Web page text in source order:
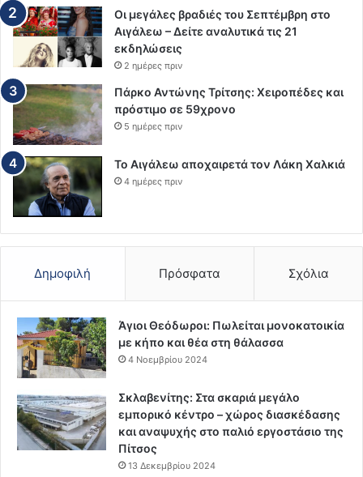
Οι μεγάλες βραδιές του Σεπτέμβρη στο
Αιγάλεω – Δείτε αναλυτικά τις 21
εκδηλώσεις
2 ημέρες πριν
Πάρκο Αντώνης Τρίτσης: Χειροπέδες και
πρόστιμο σε 59χρονο
5 ημέρες πριν
Το Αιγάλεω αποχαιρετά τον Λάκη Χαλκιά
4 ημέρες πριν
Δημοφιλή Πρόσφατα Σχόλια
Άγιοι Θεόδωροι: Πωλείται μονοκατοικία
με κήπο και θέα στη θάλασσα
4 Νοεμβρίου 2024
Σκλαβενίτης: Στα σκαριά μεγάλο
εμπορικό κέντρο – χώρος διασκέδασης
και αναψυχής στο παλιό εργοστάσιο της
Πίτσος
13 Δεκεμβρίου 2024